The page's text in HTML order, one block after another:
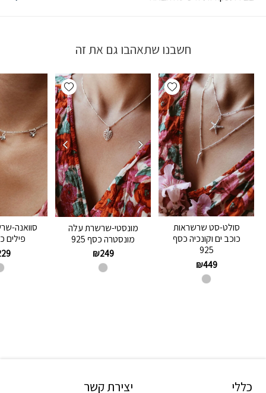
חשבנו שתאהבו גם את זה
Add wishlist
סולט-סט שרשראות
כוכב ים וקונכיה כסף
925
₪449
Add wishlist
מונסטי-שרשרת עלה
מונסטרה כסף 925
₪249
סוואנה-
פילים
כללי יצירת קשר